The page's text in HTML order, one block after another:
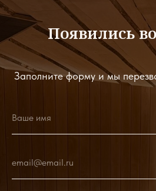
Появились
Заполните форму и мы
Ваше имя
email@email.ru